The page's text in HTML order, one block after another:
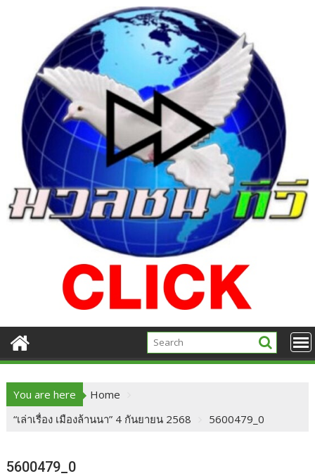
You are here
Home
“เล่าเรื่อง เมืองล้านนา” 4 กันยายน 2568
5600479_0
5600479_0